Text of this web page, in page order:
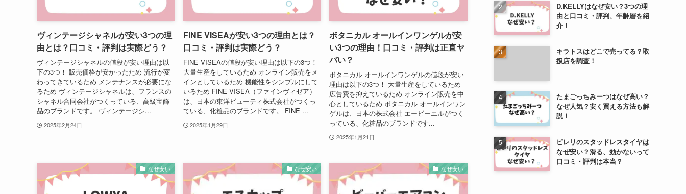
ヴィンテージシャネルが安い3つの理
由とは？口コミ・評判は実際どう？
ヴィンテージシャネルの値段が安い理由は以
下の3つ！ 販売価格が安かったため 流行が変
わってきているため メンテナンスが必要にな
るため ヴィンテージシャネルは、フランスの
シャネル合同会社がつくっている、高級宝飾
品のブランドです。 ヴィンテージシ...
2025年2月24日
FINE VISEAが安い3つの理由とは？
口コミ・評判は実際どう？
FINE VISEAの値段が安い理由は以下の3つ！
大量生産をしているため オンライン販売をメ
インとしているため 機能性をシンプルにして
いるため FINE VISEA（ファインヴィゼア）
は、日本の東洋ビューティ株式会社がつくっ
ている、化粧品のブランドです。 FINE ...
2025年1月29日
ボタニカル オールインワンゲルが安
い3つの理由！口コミ・評判は正直ヤ
バい？
ボタニカル オールインワンゲルの値段が安い
理由は以下の3つ！ 大量生産をしているため
広告費を抑えているため オンライン販売を中
心としているため ボタニカル オールインワン
ゲルは、日本の株式会社 エービーエルがつく
っている、化粧品のブランドです...
2025年1月21日
なぜ安い なぜ安い なぜ安い
D.KELLYはなぜ安い？3つの理
由と口コミ・評判、年齢層を紹
介！
キラトスはどこで売ってる？取
扱店を調査！
たまごっちみーつはなぜ高い？
なぜ人気？安く買える方法も解
説！
ピレリのスタッドレスタイヤは
なぜ安い？滑る、効かないって
口コミ・評判は本当？